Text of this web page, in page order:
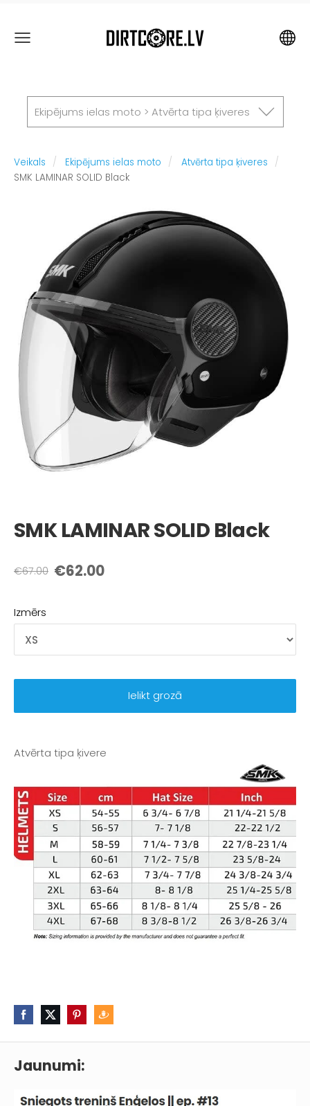
Ekipējums ielas moto > Atvērta tipa ķiveres
Jaunumi:
Veikals Ekipējums ielas moto
Atvērta tipa ķiveres
SMK LAMINAR SOLID Black
SMK LAMINAR SOLID Black
€67.00 €62.00
Izmērs
Ielikt grozā
Atvērta tipa ķivere